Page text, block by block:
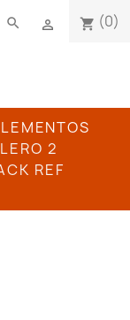
shopping_cart (0)

search
2
REF